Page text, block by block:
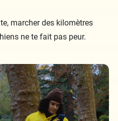
marcher des kilomètres
ne te fait pas peur.